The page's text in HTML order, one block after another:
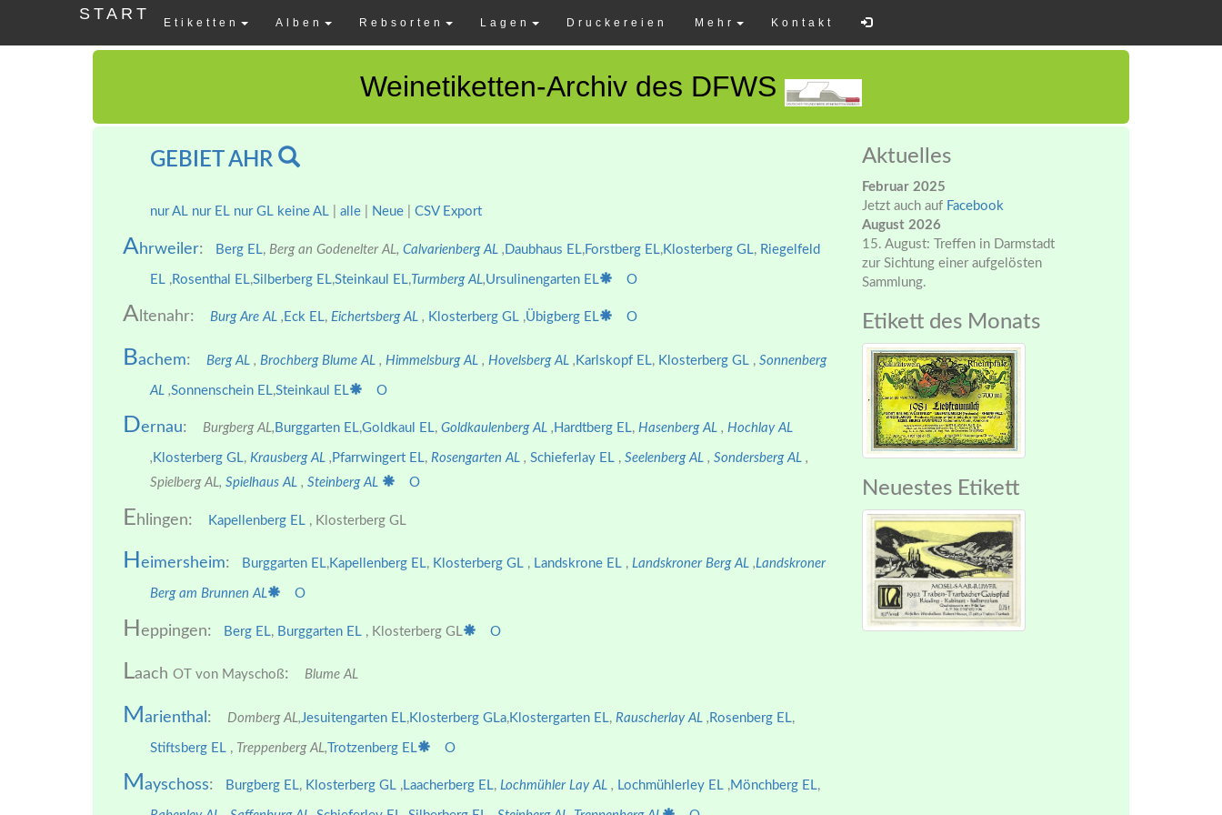
START Etiketten Alben Rebsorten Lagen Druckereien Mehr Kontakt
Weinetiketten-Archiv des DFWS
GEBIET AHR
nur AL nur EL nur GL keine AL alle Neue CSV Export
A hrweiler: Berg EL,Berg an Godenelter AL, Calvarienberg AL , Daubhaus EL,Forstberg EL,Klosterberg GL, Riegelfeld
EL ,Rosenthal EL,Silberberg EL,Steinkaul EL,Turmberg AL,Ursulinengarten EL O
A ltenahr: Burg Are AL , Eck EL, Eichertsberg AL , Klosterberg GL ,Übigberg EL O
Bachem: Berg AL , Brochberg Blume AL , Himmelsburg AL , Hovelsberg AL , Karlskopf EL, Klosterberg GL , Sonnenberg
AL ,Sonnenschein EL,Steinkaul EL O
Dernau: Burgberg AL, Burggarten EL,Goldkaul EL, Goldkaulenberg AL , Hardtberg EL, Hasenberg AL , Hochlay AL
, Klosterberg GL, Krausberg AL , Pfarrwingert EL, Rosengarten AL , Schieferlay EL , Seelenberg AL , Sondersberg AL ,
Spielberg AL, Spielhaus AL , Steinberg AL O
E hlingen: Kapellenberg EL ,Klosterberg GL
H eimersheim: Burggarten EL,Kapellenberg EL, Klosterberg GL , Landskrone EL , Landskroner Berg AL ,Landskroner
Berg am Brunnen AL O
H eppingen: Berg EL, Burggarten EL ,Klosterberg GL O
Laach OT von Mayschoß: Blume AL
M arienthal : Domberg AL, Jesuitengarten EL,Klosterberg GLa,Klostergarten EL, Rauscherlay AL , Rosenberg EL,
Stiftsberg EL , Treppenberg AL,Trotzenberg EL O
M ayschoss: Burgberg EL, Klosterberg GL ,Laacherberg EL, Lochmühler Lay AL , Lochmühlerley EL ,Mönchberg EL,
Aktuelles
Februar 2025
Jetzt auch auf Facebook
August 2026
15. August: Treffen in Darmstadt
zur Sichtung einer aufgelösten
Sammlung.
Etikett des Monats
Neuestes Etikett